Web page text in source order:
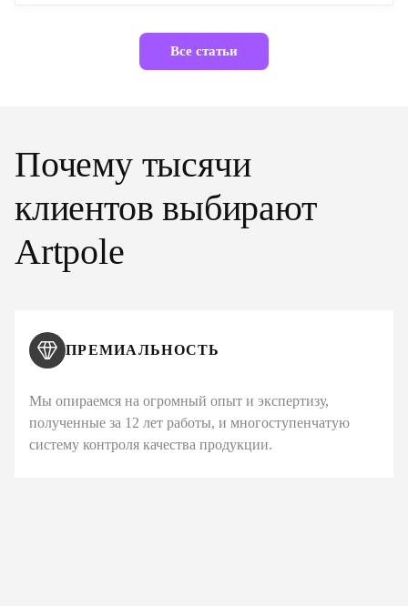
Все статьи
Почему тысячи
клиентов выбирают
Artpole
ПРЕМИАЛЬНОСТЬ
Мы опираемся на огромный опыт и экспертизу,
полученные за 12 лет работы, и многоступенчатую
систему контроля качества продукции.